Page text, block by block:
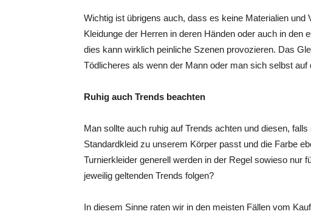
Wichtig ist übrigens auch, dass es keine Materialien und
Kleidunge der Herren in deren Händen oder auch in den
dies kann wirklich peinliche Szenen provozieren. Das
Tödlicheres als wenn der Mann oder man sich selbst
Ruhig auch Trends beachten
Man sollte auch ruhig auf Trends achten und diesen,
Standardkleid zu unserem Körper passt und die Farbe
Turnierkleider generell werden in der Regel sowieso nur
jeweilig geltenden Trends folgen?
In diesem Sinne raten wir in den meisten Fällen vom